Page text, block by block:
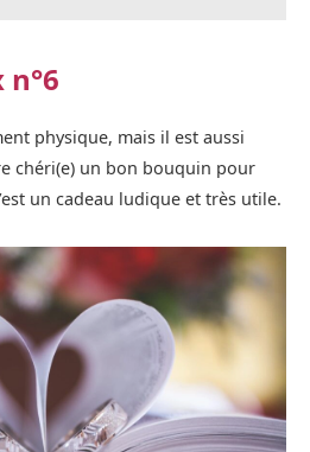
physique, mais il est aussi
chéri(e) un bon bouquin pour
un cadeau ludique et très utile.